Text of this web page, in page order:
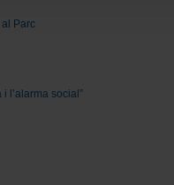
Parc
l’alarma social”